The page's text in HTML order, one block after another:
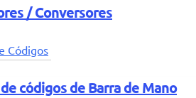
/ Conversores
Códigos
códigos de Barra de Mano